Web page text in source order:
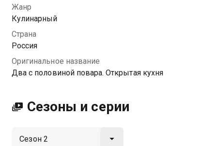
год начинается.
Посмотреть онлайн 2 сезон сериала Два с
половиной повара. Открытая кухня вы можете
Казахтелеком
Жанр
Кулинарный
Страна
Россия
Оригинальное название
Два с половиной повара. Открытая кухня
Сезоны и серии